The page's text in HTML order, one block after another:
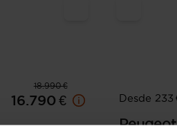
18.990 €
16.790 €
Desde 233
Peugeot